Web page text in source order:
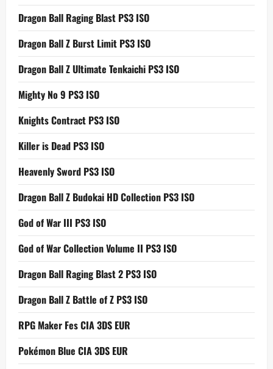
Dragon Ball Raging Blast PS3 ISO
Dragon Ball Z Burst Limit PS3 ISO
Dragon Ball Z Ultimate Tenkaichi PS3 ISO
Mighty No 9 PS3 ISO
Knights Contract PS3 ISO
Killer is Dead PS3 ISO
Heavenly Sword PS3 ISO
Dragon Ball Z Budokai HD Collection PS3 ISO
God of War III PS3 ISO
God of War Collection Volume II PS3 ISO
Dragon Ball Raging Blast 2 PS3 ISO
Dragon Ball Z Battle of Z PS3 ISO
RPG Maker Fes CIA 3DS EUR
Pokémon Blue CIA 3DS EUR